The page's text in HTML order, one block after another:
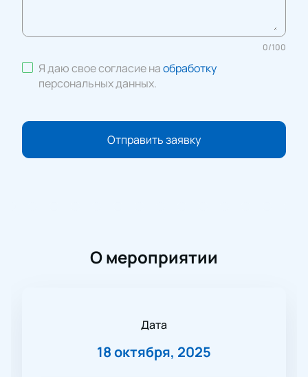
0/100
Я даю свое согласие наобработку
персональных данных.
Отправить заявку
О мероприятии
Дата
18 октября, 2025